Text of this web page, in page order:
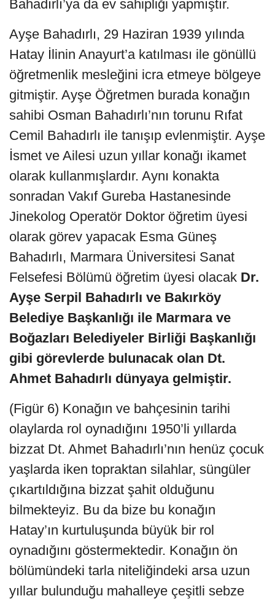
Bahadırlı’ya da ev sahipliği yapmıştır.
Ayşe Bahadırlı, 29 Haziran 1939 yılında
Hatay İlinin Anayurt’a katılması ile gönüllü
öğretmenlik mesleğini icra etmeye bölgeye
gitmiştir. Ayşe Öğretmen burada konağın
sahibi Osman Bahadırlı’nın torunu Rıfat
Cemil Bahadırlı ile tanışıp evlenmiştir. Ayşe
İsmet ve Ailesi uzun yıllar konağı ikamet
olarak kullanmışlardır. Aynı konakta
sonradan Vakıf Gureba Hastanesinde
Jinekolog Operatör Doktor öğretim üyesi
olarak görev yapacak Esma Güneş
Bahadırlı, Marmara Üniversitesi Sanat
Felsefesi Bölümü öğretim üyesi olacak Dr.
Ayşe Serpil Bahadırlı ve Bakırköy
Belediye Başkanlığı ile Marmara ve
Boğazları Belediyeler Birliği Başkanlığı
gibi görevlerde bulunacak olan Dt.
Ahmet Bahadırlı dünyaya gelmiştir.
(Figür 6) Konağın ve bahçesinin tarihi
olaylarda rol oynadığını 1950’li yıllarda
bizzat Dt. Ahmet Bahadırlı’nın henüz çocuk
yaşlarda iken topraktan silahlar, süngüler
çıkartıldığına bizzat şahit olduğunu
bilmekteyiz. Bu da bize bu konağın
Hatay’ın kurtuluşunda büyük bir rol
oynadığını göstermektedir. Konağın ön
bölümündeki tarla niteliğindeki arsa uzun
yıllar bulunduğu mahalleye çeşitli sebze